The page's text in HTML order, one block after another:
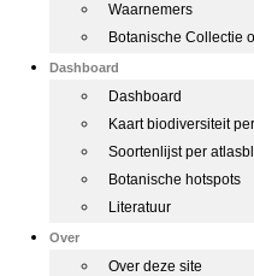
Waarnemers
Botanische Collectie
Dashboard
Dashboard
Kaart biodiversiteit
Soortenlijst per
Botanische hotspots
Literatuur
Over
Over deze site